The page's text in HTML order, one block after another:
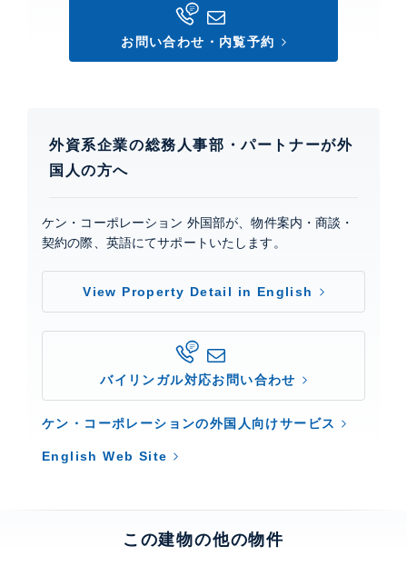
お問い合わせ・内覧予約
外資系企業の総務人事部・パートナーが外
国人の方へ
ケン・コーポレーション 外国部が、物件案内・商談・
契約の際、英語にてサポートいたします。
View Property Detail in English
バイリンガル対応お問い合わせ
ケン・コーポレーションの外国人向けサービス
English Web Site
この建物の他の物件